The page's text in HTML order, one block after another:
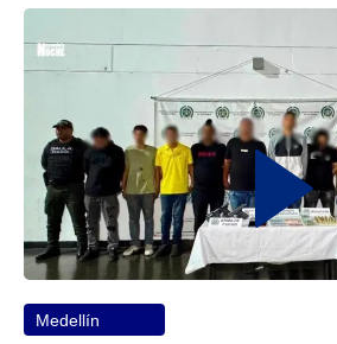
Medellín